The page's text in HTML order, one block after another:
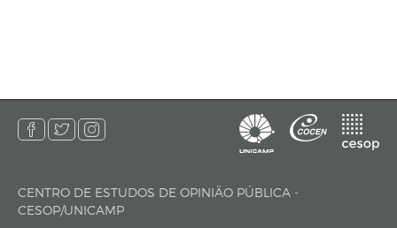
endereço
CENTRO DE ESTUDOS DE OPINIÃO PÚBLICA -
CESOP/UNICAMP